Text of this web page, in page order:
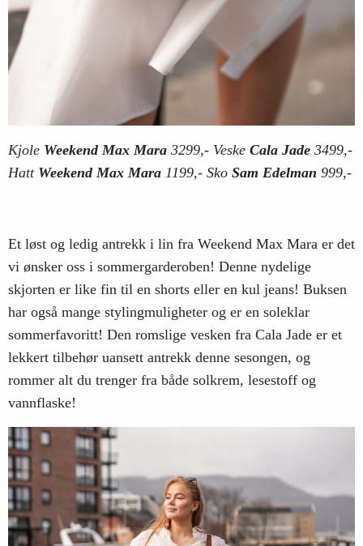
Kjole Weekend Max Mara 3299,- Veske Cala Jade 3499,-
Hatt Weekend Max Mara 1199,- Sko Sam Edelman 999,-
Et løst og ledig antrekk i lin fra Weekend Max Mara er det
vi ønsker oss i sommergarderoben! Denne nydelige
skjorten er like fin til en shorts eller en kul jeans! Buksen
har også mange stylingmuligheter og er en soleklar
sommerfavoritt! Den romslige vesken fra Cala Jade er et
lekkert tilbehør uansett antrekk denne sesongen, og
rommer alt du trenger fra både solkrem, lesestoff og
vannflaske!